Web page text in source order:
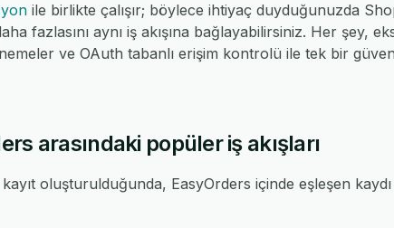
ile birlikte çalışır; böylece ihtiyaç duyduğunuzda
fazlasını aynı iş akışına bağlayabilirsiniz. Her şey,
ve OAuth tabanlı erişim kontrolü ile tek bir
arasındaki popüler iş akışları
oluşturulduğunda, EasyOrders içinde eşleşen